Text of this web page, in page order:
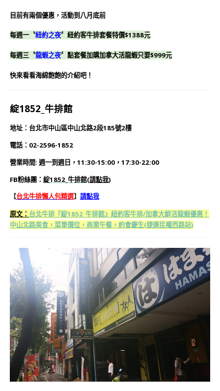
目前有兩個優惠，活動到八月底前
每週一〝紐約之夜〞紐約客牛排套餐特價$1388元
每週三〝龍蝦之夜〞點套餐加購加拿大活龍蝦只要$999元
快來看看海綿飽飽的介紹吧！
綻1852_牛排館
地址：台北市中山區中山北路2段185號2樓
電話：02-2596-1852
營業時間: 週一到週日，11:30-15:00，17:30-22:00
FB粉絲團： 綻1852_牛排館(請點我)
【台北牛排懶人包精選】 請點我
原文： 台北牛排『綻1852_牛排館』紐約客牛排/加拿大鮮活龍蝦優惠！
中山北路美食，菜單價位，商業午餐，約會慶生(捷運民權西路站)